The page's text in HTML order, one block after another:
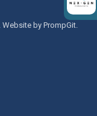
Website by PrompGit.